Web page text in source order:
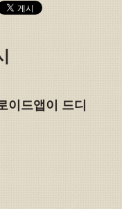
이드앱이 드디